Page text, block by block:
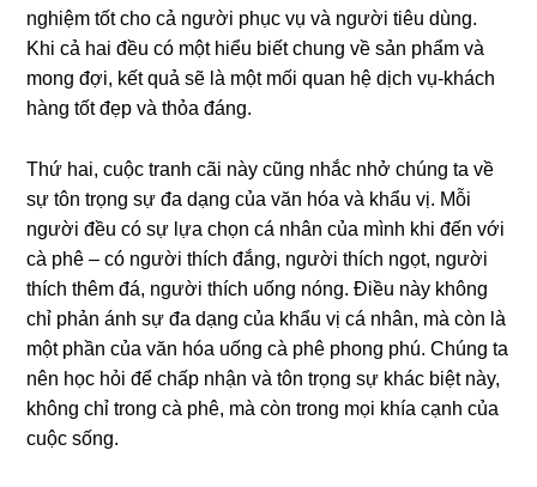
nghiệm tốt cho cả người phục vụ và người tiêu dùng.
Khi cả hai đều có một hiểu biết chung về sản phẩm và
mong đợi, kết quả sẽ là một mối quan hệ dịch vụ-khách
hàng tốt đẹp và thỏa đáng.
Thứ hai, cuộc tranh cãi này cũng nhắc nhở chúng ta về
sự tôn trọng sự đa dạng của văn hóa và khẩu vị. Mỗi
người đều có sự lựa chọn cá nhân của mình khi đến với
cà phê – có người thích đắng, người thích ngọt, người
thích thêm đá, người thích uống nóng. Điều này không
chỉ phản ánh sự đa dạng của khẩu vị cá nhân, mà còn là
một phần của văn hóa uống cà phê phong phú. Chúng ta
nên học hỏi để chấp nhận và tôn trọng sự khác biệt này,
không chỉ trong cà phê, mà còn trong mọi khía cạnh của
cuộc sống.